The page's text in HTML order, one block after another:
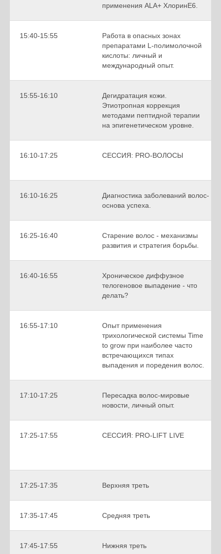
применения ALA+ ХлоринЕ6.
15:40-15:55
Работа в опасных зонах
препаратами L-полимолочной
кислоты: личный и
международный опыт.
15:55-16:10
Дегидратация кожи.
Этиотропная коррекция
методами пептидной терапии
на эпигенетическом уровне.
16:10-17:25 СЕССИЯ: PRO-ВОЛОСЫ
16:10-16:25
Диагностика заболеваний волос-
основа успеха.
16:25-16:40
Старение волос - механизмы
развития и стратегия борьбы.
16:40-16:55
Хроническое диффузное
телогеновое выпадение - что
делать?
16:55-17:10
Опыт применения
трихологической системы Time
to grow при наиболее часто
встречающихся типах
выпадения и поредения волос.
17:10-17:25
Пересадка волос-мировые
новости, личный опыт.
17:25-17:55 СЕССИЯ: PRO-LIFT LIVE
17:25-17:35 Верхняя треть
17:35-17:45 Средняя треть
17:45-17:55 Нижняя треть